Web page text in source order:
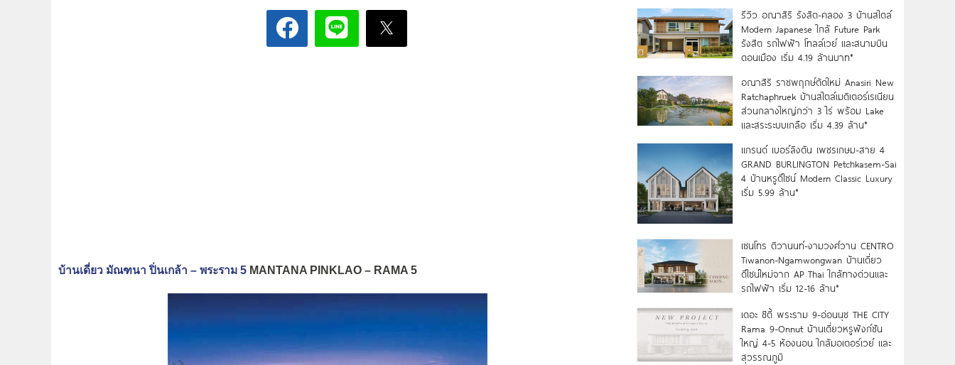
บ้านเดี่ยว มัณฑนา ปิ่นเกล้า – พระราม 5 MANTANA PINKLAO – RAMA 5
รีวิว อณาสิริ รังสิต-คลอง 3 บ้านสไตล์
Modern Japanese ใกล้ Future Park
รังสิต รถไฟฟ้า โทลล์เวย์ และสนามบิน
ดอนเมือง เริ่ม 4.19 ล้านบาท*
อณาสิริ ราชพฤกษ์ตัดใหม่ Anasiri New
Ratchaphruek บ้านสไตล์เมดิเตอร์เรเนียน
ส่วนกลางใหญ่กว่า 3 ไร่ พร้อม Lake
และสระระบบเกลือ เริ่ม 4.39 ล้าน*
แกรนด์ เบอร์ลิงตัน เพชรเกษม-สาย 4
GRAND BURLINGTON Petchkasem-Sai
4 บ้านหรูดีไซน์ Modern Classic Luxury
เริ่ม 5.99 ล้าน*
เซนโทร ติวานนท์-งามวงศ์วาน CENTRO
Tiwanon-Ngamwongwan บ้านเดี่ยว
ดีไซน์ใหม่จาก AP Thai ใกล้ทางด่วนและ
รถไฟฟ้า เริ่ม 12-16 ล้าน*
เดอะ ซิตี้ พระราม 9-อ่อนนุช THE CITY
Rama 9-Onnut บ้านเดี่ยวหรูฟังก์ชัน
ใหญ่ 4-5 ห้องนอน ใกล้มอเตอร์เวย์ และ
สุวรรณภูมิ